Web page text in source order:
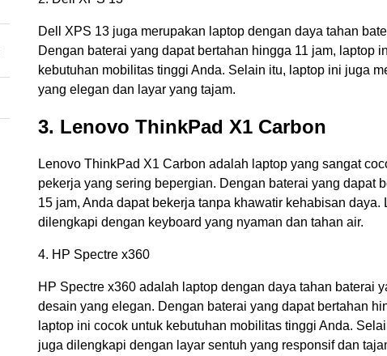
Dell XPS 13 juga merupakan laptop dengan daya tahan
Dengan baterai yang dapat bertahan hingga 11 jam, laptop
kebutuhan mobilitas tinggi Anda. Selain itu, laptop ini juga
yang elegan dan layar yang tajam.
3. Lenovo ThinkPad X1 Carbon
Lenovo ThinkPad X1 Carbon adalah laptop yang sangat
pekerja yang sering bepergian. Dengan baterai yang dapat
15 jam, Anda dapat bekerja tanpa khawatir kehabisan daya.
dilengkapi dengan keyboard yang nyaman dan tahan air.
4. HP Spectre x360
HP Spectre x360 adalah laptop dengan daya tahan baterai
desain yang elegan. Dengan baterai yang dapat bertahan
laptop ini cocok untuk kebutuhan mobilitas tinggi Anda.
juga dilengkapi dengan layar sentuh yang responsif dan